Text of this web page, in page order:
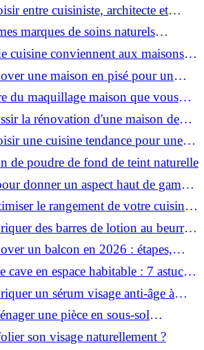
: coûts et aides locales ?
entre cuisiniste, architecte et
à Voiron ?
marques de soins naturels
cuisine conviennent aux maisons et
Voironnais ?
une maison en pisé pour un
?
du maquillage maison que vous
?la rénovation d'une maison de
une cuisine tendance pour une
?
de poudre de fond de teint naturelle
donner un aspect haut de gamme
le rangement de votre cuisine
place ?des barres de lotion au beurre
un balcon en 2026 : étapes,
?
cave en espace habitable : 7 astuces
un sérum visage anti-âge à
?
une pièce en sous-sol
son visage naturellement ?